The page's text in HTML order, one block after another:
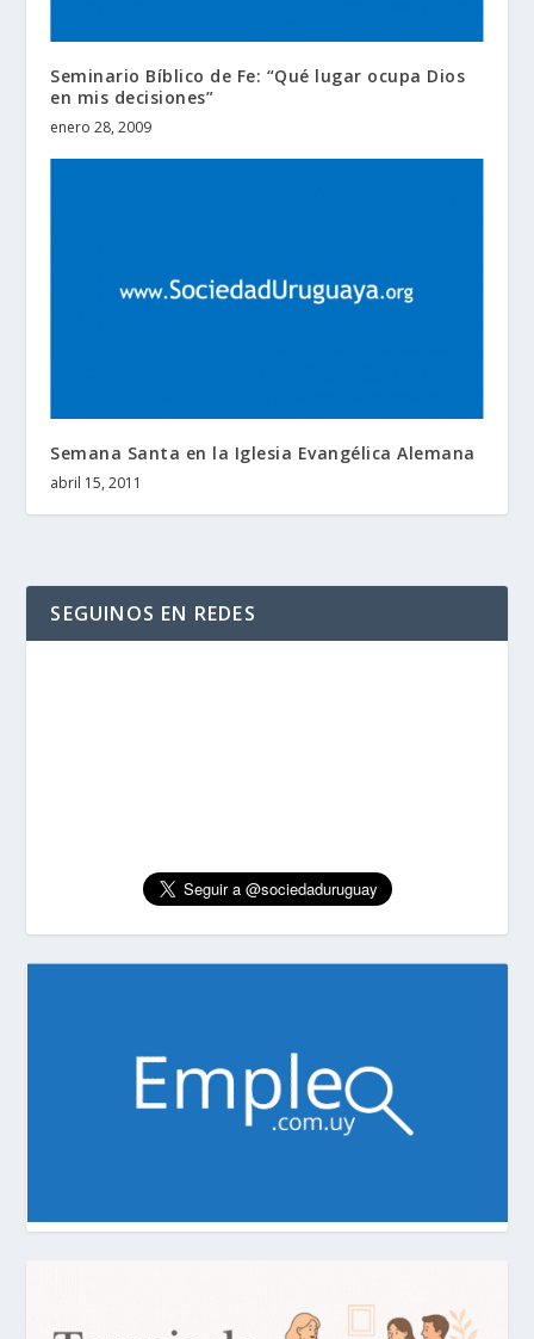
Seminario Bíblico de Fe: “Qué lugar ocupa Dios
en mis decisiones”
enero 28, 2009
Semana Santa en la Iglesia Evangélica Alemana
abril 15, 2011
SEGUINOS EN REDES